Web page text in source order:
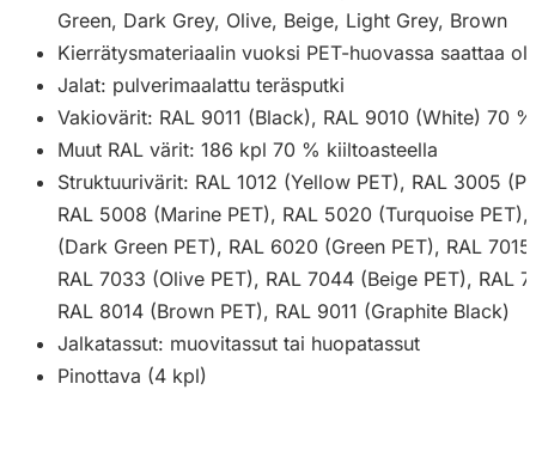
Green, Dark Grey, Olive, Beige, Light Grey, Brown
Kierrätysmateriaalin vuoksi PET-huovassa saattaa
Jalat: pulverimaalattu teräsputki
Vakiovärit: RAL 9011 (Black), RAL 9010 (White) 70
Muut RAL värit: 186 kpl 70 % kiiltoasteella
Struktuurivärit: RAL 1012 (Yellow PET), RAL 3005
RAL 5008 (Marine PET), RAL 5020 (Turquoise PET),
(Dark Green PET), RAL 6020 (Green PET), RAL
RAL 7033 (Olive PET), RAL 7044 (Beige PET), RAL
RAL 8014 (Brown PET), RAL 9011 (Graphite Black)
Jalkatassut: muovitassut tai huopatassut
Pinottava (4 kpl)